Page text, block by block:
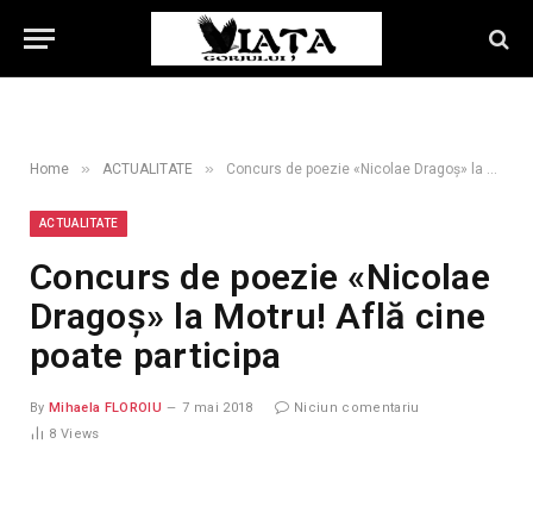
Home » ACTUALITATE » Concurs de poezie «Nicolae Dragoş» la Motru! Află cine poate participa
ACTUALITATE
Concurs de poezie «Nicolae
Dragoş» la Motru! Află cine
poate participa
By Mihaela FLOROIU 7 mai 2018
Niciun comentariu
8Views